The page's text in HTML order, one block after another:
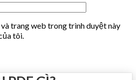
trang web trong trình duyệt này
tôi.